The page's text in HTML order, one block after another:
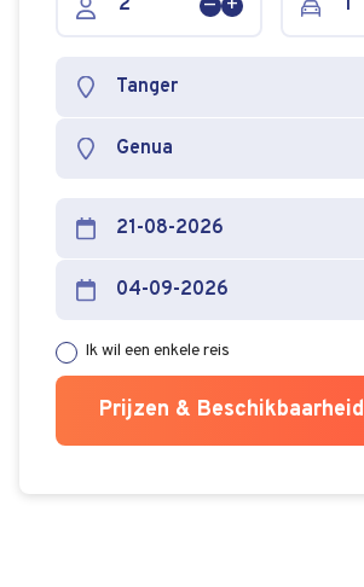
Ik wil een enkele reis
Prijzen & Beschikbaarheid